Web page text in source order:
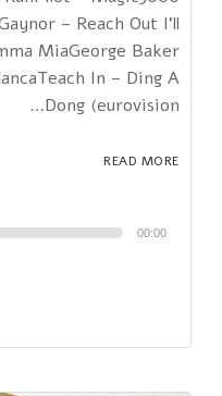
– Reach Out I'll
MiaGeorge Baker
In – Ding A
Dong (eurovision…
READ MORE
00:00